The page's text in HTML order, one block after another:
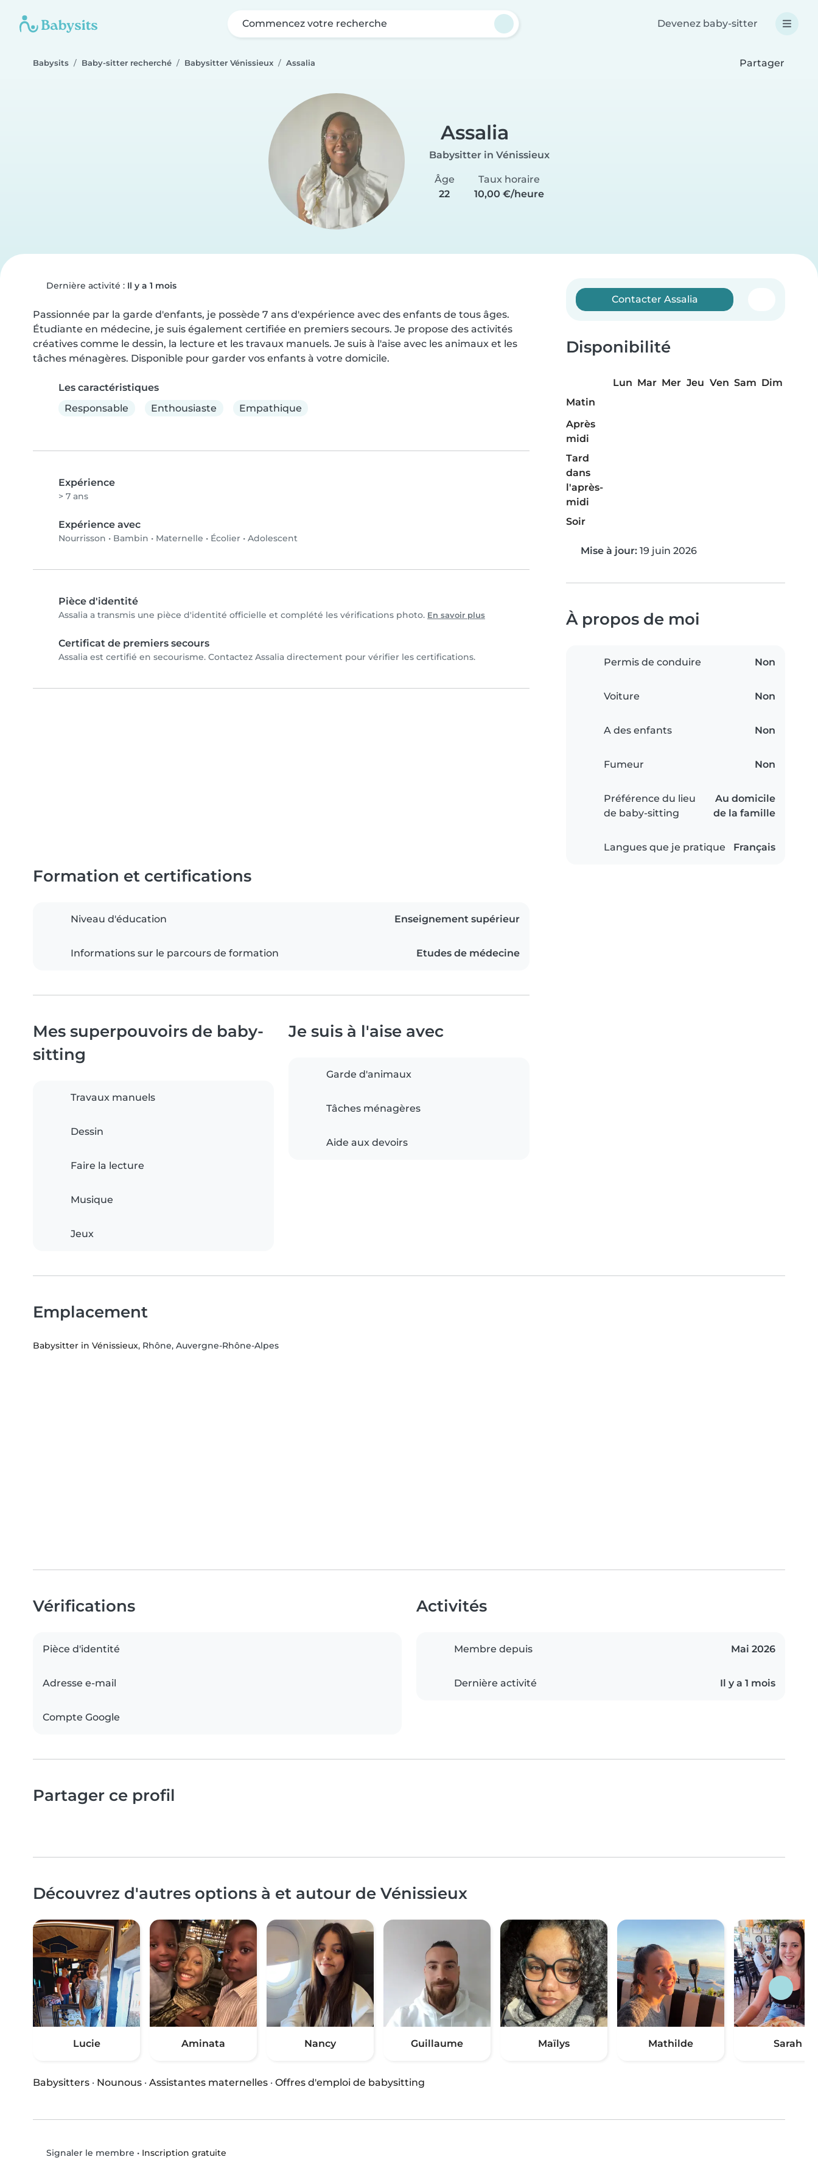
Commencez votre recherche Devenez baby-sitter
Babysits Baby-sitter recherché Babysitter Vénissieux Assalia Partager
Assalia
Babysitter in Vénissieux
Âge
22
Taux horaire
10,00 €/heure
Dernière activité : Il y a 1 mois
Passionnée par la garde d'enfants, je possède 7 ans d'expérience avec des enfants de tous âges.
Étudiante en médecine, je suis également certifiée en premiers secours. Je propose des activités
créatives comme le dessin, la lecture et les travaux manuels. Je suis à l'aise avec les animaux et les
tâches ménagères. Disponible pour garder vos enfants à votre domicile.
Les caractéristiques
Responsable
Enthousiaste Empathique
Expérience
> 7 ans
Expérience avec
Nourrisson • Bambin • Maternelle • Écolier • Adolescent
Pièce d'identité
Assalia a transmis une pièce d'identité officielle et complété les vérifications photo. En savoir plus
Certificat de premiers secours
Assalia est certifié en secourisme. Contactez Assalia directement pour vérifier les certifications.
Contacter Assalia
Disponibilité
Lun Mar Mer Jeu Ven Sam Dim
Matin
Après
midi
Tard
dans
l'après-
midi
Soir
Mise à jour: 19 juin 2026
À propos de moi
Permis de conduire Non
Voiture Non
A des enfants Non
Fumeur Non
Préférence du lieu
de baby-sitting
Au domicile
de la famille
Langues que je pratique Français
Formation et certifications
Niveau d'éducation Enseignement supérieur
Informations sur le parcours de formation Etudes de médecine
Mes superpouvoirs de baby-
sitting
Travaux manuels
Dessin
Faire la lecture
Musique
Jeux
Je suis à l'aise avec
Garde d'animaux
Tâches ménagères
Aide aux devoirs
Emplacement
Babysitter in Vénissieux, Rhône, Auvergne-Rhône-Alpes
Vérifications
Pièce d'identité
Adresse e-mail
Compte Google
Activités
Membre depuis Mai 2026
Dernière activité Il y a 1 mois
Partager ce profil
Découvrez d'autres options à et autour de Vénissieux
Lucie Aminata Nancy Guillaume Maïlys Mathilde Sarah
Babysitters · Nounous · Assistantes maternelles · Offres d'emploi de babysitting
Signaler le membre • Inscription gratuite